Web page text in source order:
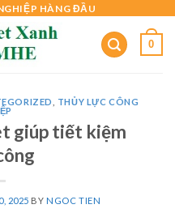
HÀNG ĐẦU
0
THỦY LỰC CÔNG
giúp tiết kiệm
2025 BYNGOC TIEN